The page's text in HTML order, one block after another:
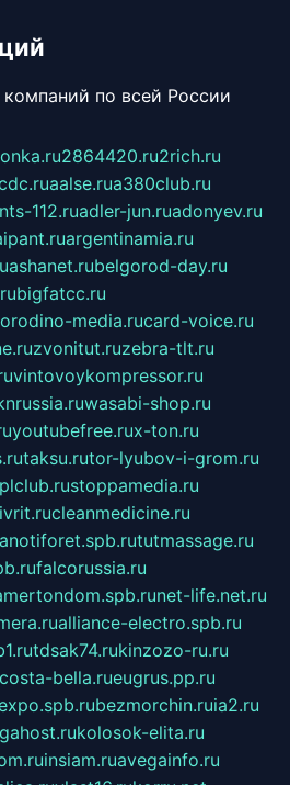
компаний по всей России
2864420.ru2rich.ru
aalse.rua380club.ru
112.ruadler-jun.ruadonyev.ru
argentinamia.ru
ashanet.rubelgorod-day.ru
bigfatcc.ru
media.rucard-voice.ru
zvonitut.ruzebra-tlt.ru
vintovoykompressor.ru
wasabi-shop.ru
youtubefree.rux-ton.ru
taksu.rutor-lyubov-i-grom.ru
stoppamedia.ru
cleanmedicine.ru
tutmassage.ru
falcorussia.ru
net-life.net.ru
alliance-electro.spb.ru
tdsak74.rukinzozo-ru.ru
costa-bella.rueugrus.pp.ru
bezmorchin.ruia2.ru
kolosok-elita.ru
insiam.ruavegainfo.ru